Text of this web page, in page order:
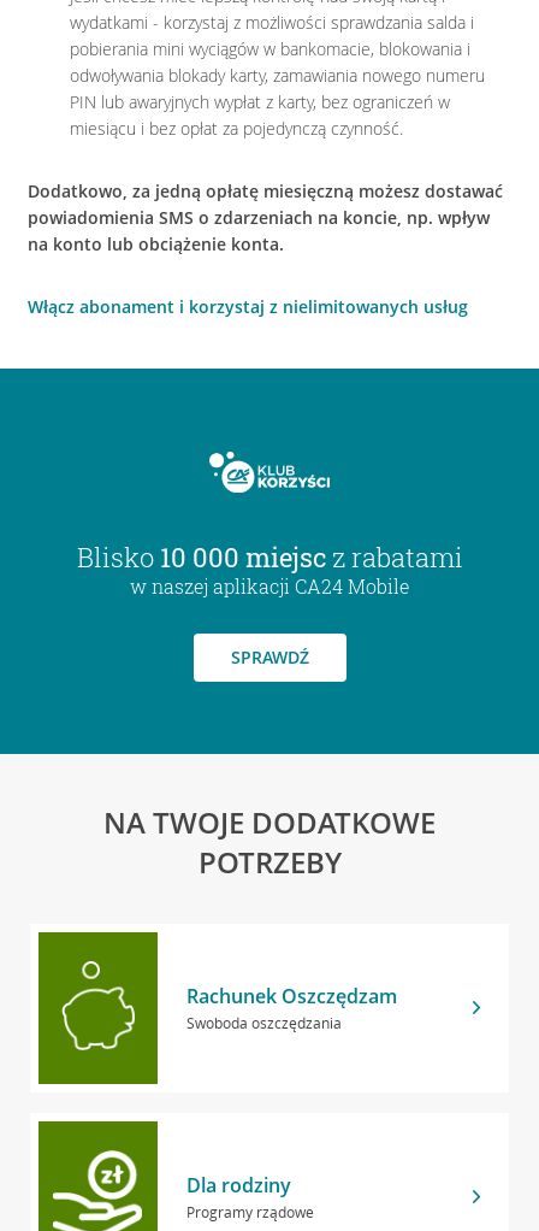
wydatkami - korzystaj z możliwości sprawdzania salda i
pobierania mini wyciągów w bankomacie, blokowania i
odwoływania blokady karty, zamawiania nowego numeru
PIN lub awaryjnych wypłat z karty, bez ograniczeń w
miesiącu i bez opłat za pojedynczą czynność.
Dodatkowo, za jedną opłatę miesięczną możesz dostawać
powiadomienia SMS o zdarzeniach na koncie, np. wpływ
na konto lub obciążenie konta.
Włącz abonament i korzystaj z nielimitowanych usług
Blisko 10 000 miejsc z rabatami
w naszej aplikacji CA24 Mobile
SPRAWDŹ
NA TWOJE DODATKOWE
POTRZEBY
Rachunek Oszczędzam
Swoboda oszczędzania
Dla rodziny
Programy rządowe